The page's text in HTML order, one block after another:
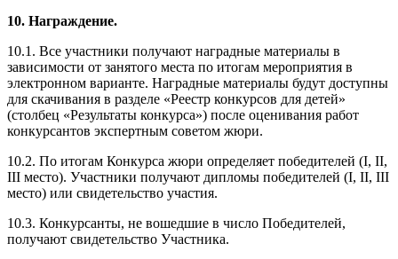
10. Награждение.
10.1. Все участники получают наградные материалы в
зависимости от занятого места по итогам мероприятия в
электронном варианте. Наградные материалы будут доступны
для скачивания в разделе «Реестр конкурсов для детей»
(столбец «Результаты конкурса») после оценивания работ
конкурсантов экспертным советом жюри.
10.2. По итогам Конкурса жюри определяет победителей (I, II,
III место). Участники получают дипломы победителей (I, II, III
место) или свидетельство участия.
10.3. Конкурсанты, не вошедшие в число Победителей,
получают свидетельство Участника.